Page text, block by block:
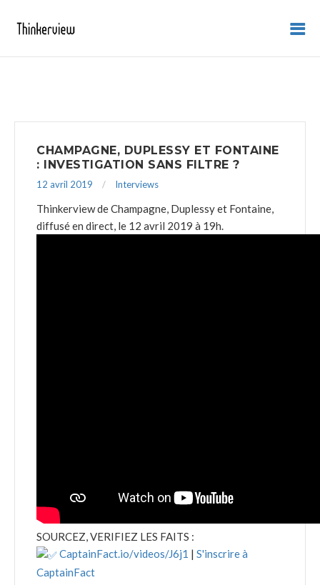
CHAMPAGNE, DUPLESSY ET FONTAINE
: INVESTIGATION SANS FILTRE ?
12 avril 2019 Interviews
Thinkerview de Champagne, Duplessy et Fontaine,
diffusé en direct, le 12 avril 2019 à 19h.
SOURCEZ, VERIFIEZ LES FAITS :
CaptainFact.io/videos/J6j1 | S'inscrire à
CaptainFact